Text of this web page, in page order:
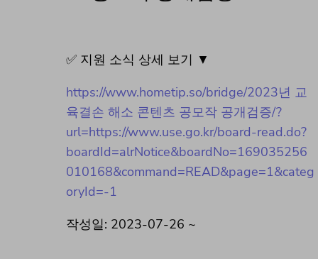
✅ 지원 소식 상세 보기 ▼
https://www.hometip.so/bridge/2023년 교
육결손 해소 콘텐츠 공모작 공개검증/?
url=https://www.use.go.kr/board-read.do?
boardId=alrNotice&boardNo=169035256
010168&command=READ&page=1&categ
oryId=-1
작성일: 2023-07-26 ~